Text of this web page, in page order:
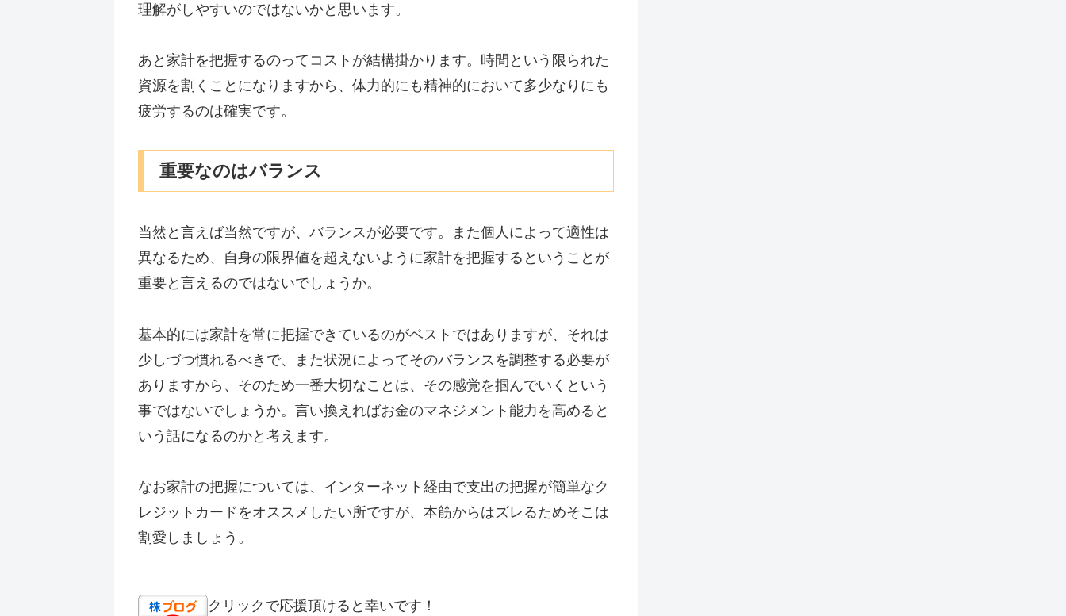
理解がしやすいのではないかと思います。
あと家計を把握するのってコストが結構掛かります。時間という限られた
資源を割くことになりますから、体力的にも精神的において多少なりにも
疲労するのは確実です。
重要なのはバランス
当然と言えば当然ですが、バランスが必要です。また個人によって適性は
異なるため、自身の限界値を超えないように家計を把握するということが
重要と言えるのではないでしょうか。
基本的には家計を常に把握できているのがベストではありますが、それは
少しづつ慣れるべきで、また状況によってそのバランスを調整する必要が
ありますから、そのため一番大切なことは、その感覚を掴んでいくという
事ではないでしょうか。言い換えればお金のマネジメント能力を高めると
いう話になるのかと考えます。
なお家計の把握については、インターネット経由で支出の把握が簡単なク
レジットカードをオススメしたい所ですが、本筋からはズレるためそこは
割愛しましょう。
クリックで応援頂けると幸いです！